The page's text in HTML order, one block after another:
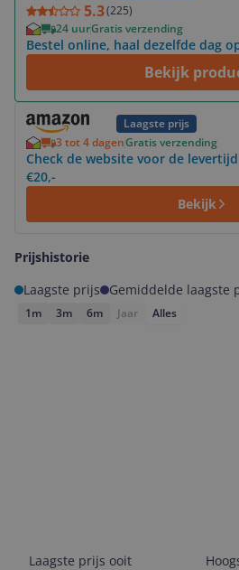
5.3(225)
24 uurGratis verzending
Bestel online, haal dezelfde dag
Bekijk
Laagste prijs
3 tot 4 dagenGratis verzending
Check de website voor de
€20,-
Bekijk
Bekijk product
Prijshistorie
Laagste prijs
Gemiddelde laagste
1m 3m 6m Jaar Alles
Laagste prijs ooit